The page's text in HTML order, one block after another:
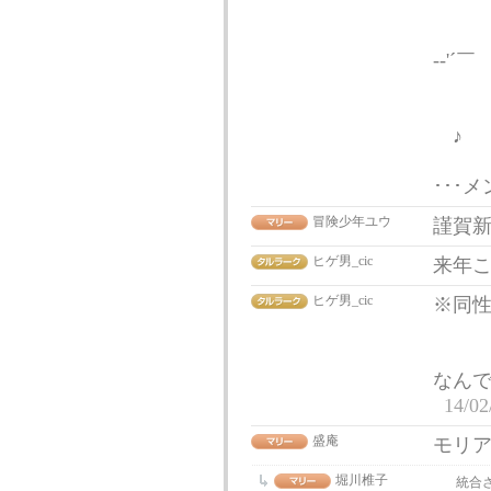
-
♪
･･･
冒険少年ユウ 謹賀
ヒゲ男_cic 来年
ヒゲ男_cic ※同
なん
14/
盛庵 モリ
堀川椎子 統合